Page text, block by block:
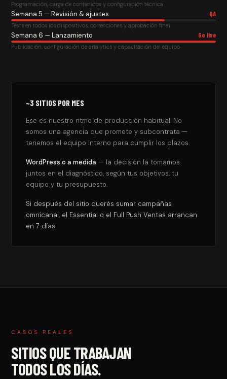
Programación, carga de contenidos y configuración técnica
Semana 5 — Revisión & ajustes QA
Tests en todos los dispositivos, correcciones y aprobación final
Semana 6 — Lanzamiento Go live
Publicación, configuración de analytics y capacitación del equipo
~3 SITIOS POR MES
Ese es nuestro ritmo de producción habitual. No
somos una agencia que promete y subcontrata —
tenemos el equipo interno para cumplir los plazos.
WordPress o a medida — la decisión la tomamos
juntos en el diagnóstico, según tus objetivos, tu
equipo y tu presupuesto.
Si después del sitio querés sumar campañas
omnicanal, el Essential o el Full Push Ventas arrancan
en 7 días.
CASOS REALES
SITIOS QUE TRABAJAN
TODOS LOS DÍAS.